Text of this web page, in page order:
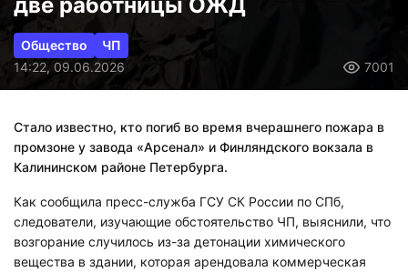
Общество
ЧП
14:22, 09.06.2026
7001
Стало известно, кто погиб во время вчерашнего пожара в
промзоне у завода «Арсенал» и Финляндского вокзала в
Калининском районе Петербурга.
Как сообщила пресс-служба ГСУ СК России по СПб,
следователи, изучающие обстоятельство ЧП, выяснили, что
возгорание случилось из-за детонации химического
вещества в здании, которая арендовала коммерческая